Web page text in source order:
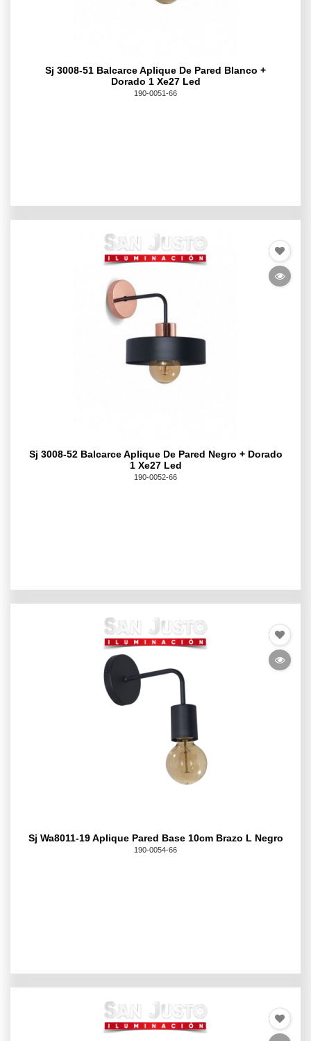
Sj 3008-51 Balcarce Aplique De Pared Blanco +
Dorado 1 Xe27 Led
190-0051-66
Sj 3008-52 Balcarce Aplique De Pared Negro + Dorado
1 Xe27 Led
190-0052-66
Sj Wa8011-19 Aplique Pared Base 10cm Brazo L Negro
190-0054-66